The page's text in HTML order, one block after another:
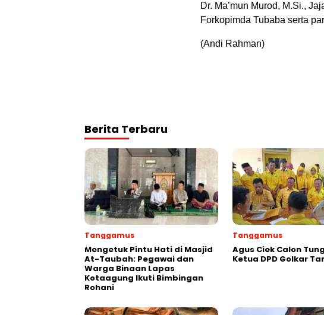
Dr. Ma’mun Murod, M.Si.,
Forkopimda Tubaba serta
(Andi Rahman)
Berita Terbaru
Tanggamus
Mengetuk Pintu Hati di Masjid
At-Taubah: Pegawai dan
Warga Binaan Lapas
Kotaagung Ikuti Bimbingan
Rohani
Tanggamus
Agus Ciek Calon
Ketua DPD Golkar